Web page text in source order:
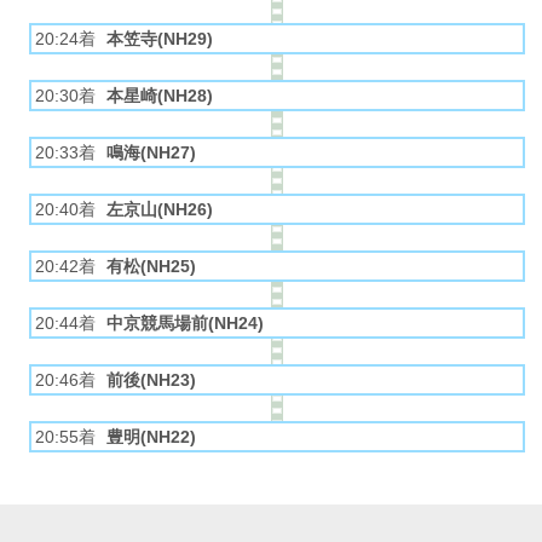
20:24着 本笠寺(NH29)
20:30着 本星崎(NH28)
20:33着 鳴海(NH27)
20:40着 左京山(NH26)
20:42着 有松(NH25)
20:44着 中京競馬場前(NH24)
20:46着 前後(NH23)
20:55着 豊明(NH22)